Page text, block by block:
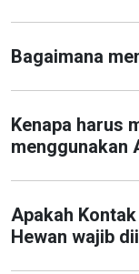
Bagaimana
Kenapa harus
menggunakan
Apakah
Hewan wajib